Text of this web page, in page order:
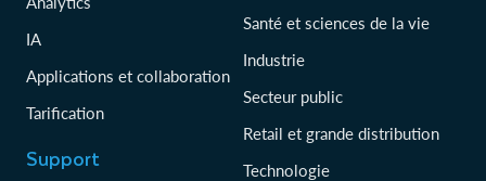
IA
Applications et collaboration
Tarification
Support
Santé et sciences de la vie
Industrie
Secteur public
Retail et grande distribution
Technologie